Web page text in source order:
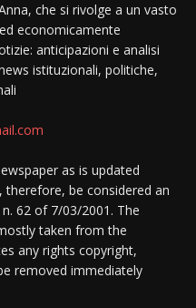
che si rivolge a un vasto
economicamente
anticipazioni e analisi
istituzionali, politiche,
as is updated
be considered an
62 of 7/03/2001. The
taken from the
any rights copyright,
removed immediately